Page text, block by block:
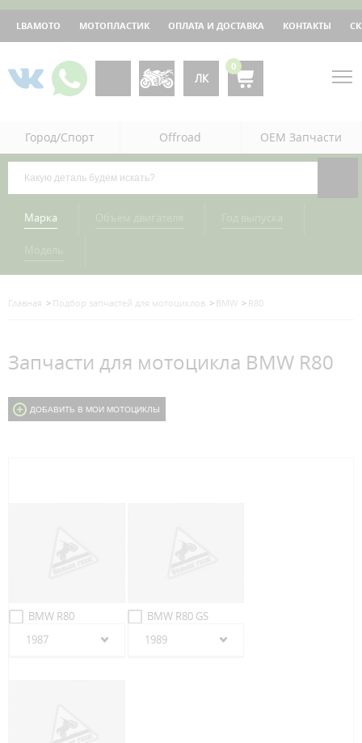
LBAMOTO МОТОПЛАСТИК ОПЛАТА И ДОСТАВКА КОНТАКТЫ
ЛК
0
Город/Спорт Offroad OEM Запчасти
Марка
Главная Подбор запчастей для мотоциклов BMW R80
Запчасти для мотоцикла BMW R80
ДОБАВИТЬ В МОИ МОТОЦИКЛЫ
BMW R80
1987
BMW R80 GS
1989